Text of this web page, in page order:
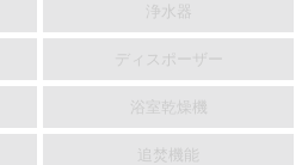
浄水器
ディスポーザー
浴室乾燥機
追焚機能